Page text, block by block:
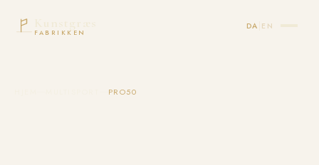
FABRIKKEN
DA EN
PRO50